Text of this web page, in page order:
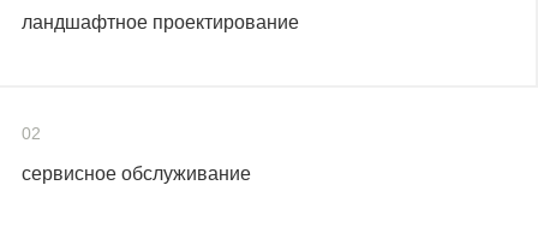
ландшафтное проектирование
02
сервисное обслуживание